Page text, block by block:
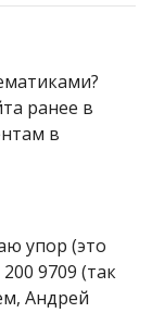
ранее в
в
упор (это
9709 (так
Андрей